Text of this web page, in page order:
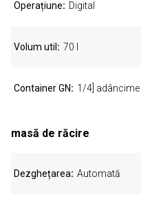
Operațiune Digital
Volum util 70 l
Container GN 1/4]
masă de răcire
Dezghețarea Automată